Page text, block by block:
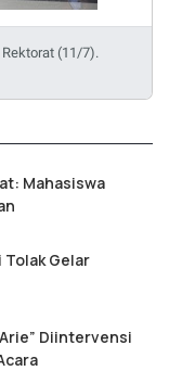
(11/7).
Mahasiswa
Tolak Gelar
Diintervensi